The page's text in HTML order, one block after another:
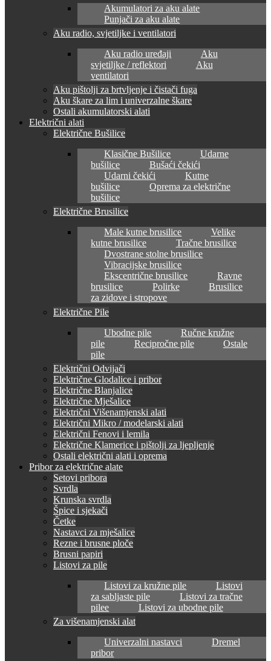
Akumulatori za aku alate
Punjači za aku alate
Aku radio, svjetiljke i ventilatori
Aku radio uređaji
Aku
svjetiljke / reflektori
Aku
ventilatori
Aku pištolji za brtvljenje i čistači fuga
Aku škare za lim i univerzalne škare
Ostali akumulatorski alati
Električni alati
Električne Bušilice
Klasične Bušilice
Udarne
bušilice
Bušaći čekići
Udarni čekići
Kutne
bušilice
Oprema za električne
bušilice
Električne Brusilice
Male kutne brusilice
Velike
kutne brusilice
Tračne brusilice
Dvostrane stolne brusilice
Vibracijske brusilice
Ekscentrične brusilice
Ravne
brusilice
Polirke
Brusilice
za zidove i stropove
Električne Pile
Ubodne pile
Ručne kružne
pile
Recipročne pile
Ostale
pile
Električni Odvijači
Električne Glodalice i pribor
Električne Blanjalice
Električne Mješalice
Električni Višenamjenski alati
Električni Mikro / modelarski alati
Električni Fenovi i lemila
Električne Klamerice i pištolji za ljepljenje
Ostali električni alati i oprema
Pribor za električne alate
Setovi pribora
Svrdla
Krunska svrdla
Špice i sjekači
Četke
Nastavci za mješalice
Rezne i brusne ploče
Brusni papiri
Listovi za pile
Listovi za kružne pile
Listovi
za sabljaste pile
Listovi za tračne
pilee
Listovi za ubodne pile
Za višenamjenski alat
Univerzalni nastavci
Dremel
pribor